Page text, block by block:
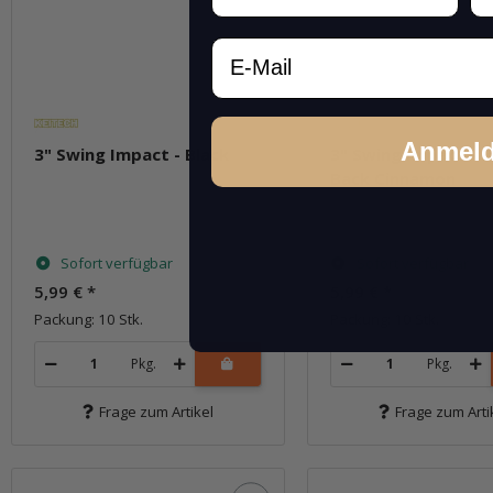
3" Swing Impact - Black
Sofort verfügbar
5,99 € *
Packung: 10 Stk.
Pkg.
Frage zum Artikel
3" Swing Impact -
Pkg.
Frage zum
Email